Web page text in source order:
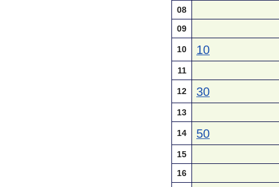
08
09
10 10
11
12 30
13
14 50
15
16